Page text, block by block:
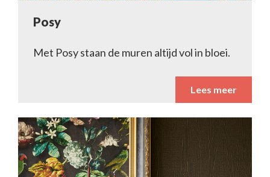
Posy
Met Posy staan de muren altijd vol in bloei.
Lees meer